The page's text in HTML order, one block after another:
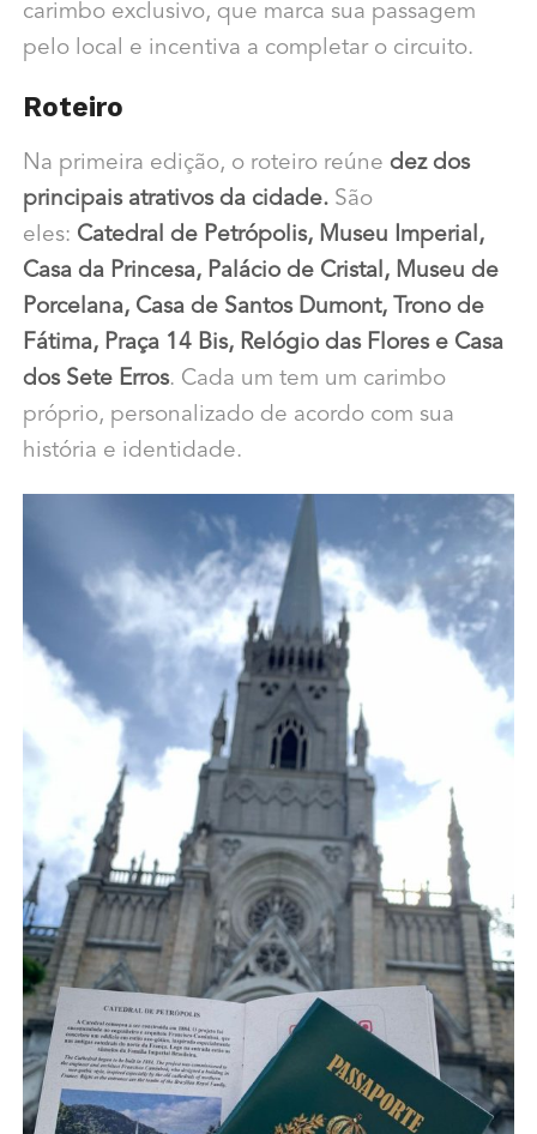
carimbo exclusivo, que marca sua passagem
pelo local e incentiva a completar o circuito.
Roteiro
Na primeira edição, o roteiro reúne dez dos
principais atrativos da cidade. São
eles: Catedral de Petrópolis, Museu Imperial,
Casa da Princesa, Palácio de Cristal, Museu de
Porcelana, Casa de Santos Dumont, Trono de
Fátima, Praça 14 Bis, Relógio das Flores e Casa
dos Sete Erros. Cada um tem um carimbo
próprio, personalizado de acordo com sua
história e identidade.